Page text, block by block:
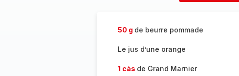
50 g de beurre pommade
Le jus d’une orange
1 càs de Grand Marnier